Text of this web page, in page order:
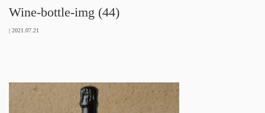
Wine-bottle-img (44)
| 2021.07.21